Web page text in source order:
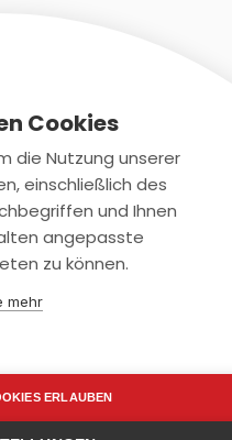
Cookies
die Nutzung unserer
einschließlich des
und Ihnen
angepasste
zu können.
mehr
ERLAUBEN